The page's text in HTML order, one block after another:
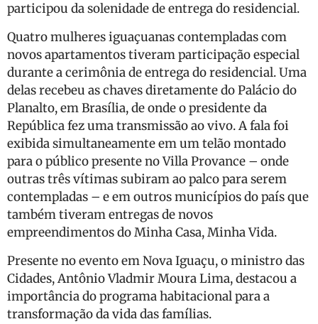
participou da solenidade de entrega do residencial.
Quatro mulheres iguaçuanas contempladas com
novos apartamentos tiveram participação especial
durante a cerimônia de entrega do residencial. Uma
delas recebeu as chaves diretamente do Palácio do
Planalto, em Brasília, de onde o presidente da
República fez uma transmissão ao vivo. A fala foi
exibida simultaneamente em um telão montado
para o público presente no Villa Provance – onde
outras três vítimas subiram ao palco para serem
contempladas – e em outros municípios do país que
também tiveram entregas de novos
empreendimentos do Minha Casa, Minha Vida.
Presente no evento em Nova Iguaçu, o ministro das
Cidades, Antônio Vladmir Moura Lima, destacou a
importância do programa habitacional para a
transformação da vida das famílias.